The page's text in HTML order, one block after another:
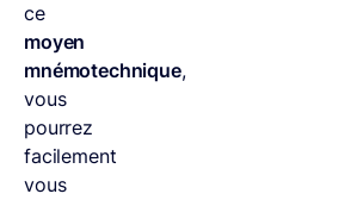
ce
moyen
mnémotechnique,
vous
pourrez
facilement
vous